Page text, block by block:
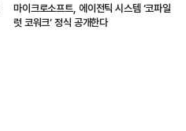
마이크로소프트, 에이전틱 시스템 ‘코파일
럿 코워크’ 정식 공개한다